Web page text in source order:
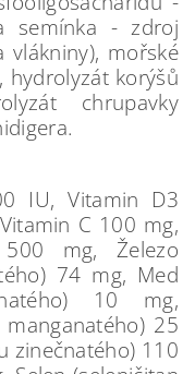
semínka - zdroj
vlákniny), mořské
hydrolyzát korýšů
chrupavky
IU, Vitamin D3
C 100 mg,
mg, Železo
74 mg, Med
10 mg,
25
zinečnatého) 110